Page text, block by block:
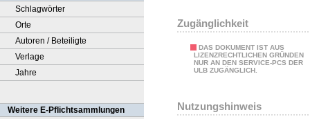
Schlagwörter
Orte
Autoren / Beteiligte
Verlage
Jahre
Weitere E-Pflichtsammlungen
Zugänglichkeit
DAS DOKUMENT IST AUS
LIZENZRECHTLICHEN GRÜNDEN
NUR AN DEN SERVICE-PCS DER
ULB ZUGÄNGLICH.
Nutzungshinweis